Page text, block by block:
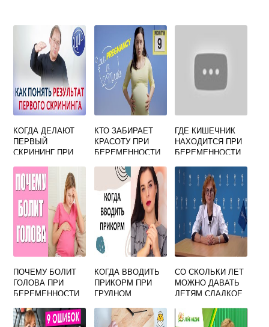
КОГДА ДЕЛАЮТ
ПЕРВЫЙ
СКРИНИНГ ПРИ
ФОРУМ
КТО ЗАБИРАЕТ
КРАСОТУ ПРИ
БЕРЕМЕННОСТИ
ГДЕ КИШЕЧНИК
НАХОДИТСЯ ПРИ
БЕРЕМЕННОСТИ
ПОЧЕМУ БОЛИТ
ГОЛОВА ПРИ
БЕРЕМЕННОСТИ
ТРИМЕСТРЕ
КОГДА ВВОДИТЬ
ПРИКОРМ ПРИ
ГРУДНОМ
СО СКОЛЬКИ ЛЕТ
МОЖНО ДАВАТЬ
ДЕТЯМ СЛАДКОЕ